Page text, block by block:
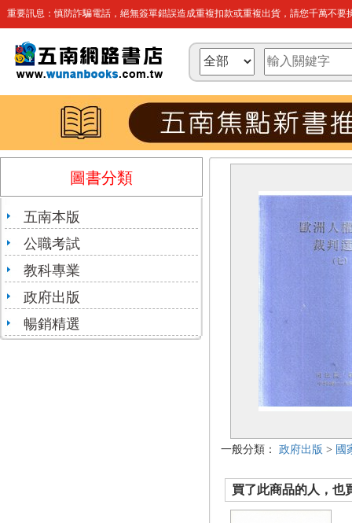
重要訊息：慎防詐騙電話，絕無簽單錯誤造成重複扣款或重複出貨，請您千萬不要
圖書分類
五南本版
公職考試
教科專業
政府出版
暢銷精選
一般分類： 政府出版 > 國
買了此商品的人，也